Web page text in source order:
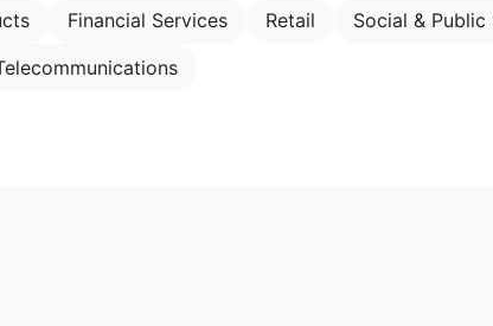
Financial Services Retail
Social & Public